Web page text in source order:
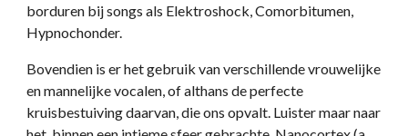
borduren bij songs als Elektroshock, Comorbitumen,
Hypnochonder.
Bovendien is er het gebruik van verschillende vrouwelijke
en mannelijke vocalen, of althans de perfecte
kruisbestuiving daarvan, die ons opvalt. Luister maar naar